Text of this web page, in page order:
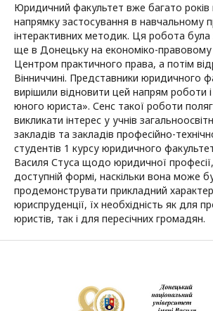
Юридичний факультет вже багато
напрямку застосування в навчальному
інтерактивних методик. Ця робота була
ще в Донецьку на економіко-правовому
Центром практичного права, а потім
Вінниччині. Представники юридичного
вирішили відновити цей напрям роботи
юного юриста». Сенс такої роботи
викликати інтерес у учнів
закладів та закладів професійно-
студентів 1 курсу юридичного
Василя Стуса щодо юридичної
доступній формі, наскільки вона може
продемонструвати прикладний
юриспруденції, їх необхідність як для
юристів, так і для пересічних громадян.